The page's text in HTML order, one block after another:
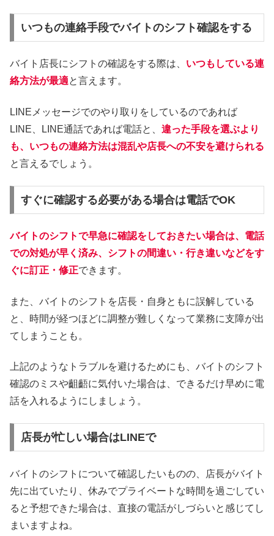
いつもの連絡手段でバイトのシフト確認をする
バイト店長にシフトの確認をする際は、 いつもしている連
絡方法が最適と言えます。
LINEメッセージでのやり取りをしているのであれば
LINE、LINE通話であれば電話と、 違った手段を選ぶより
も、いつもの連絡方法は混乱や店長への不安を避けられる
と言えるでしょう。
すぐに確認する必要がある場合は電話でOK
バイトのシフトで早急に確認をしておきたい場合は、電話
での対処が早く済み、シフトの間違い・行き違いなどをす
ぐに訂正・修正できます。
また、バイトのシフトを店長・自身ともに誤解している
と、時間が経つほどに調整が難しくなって業務に支障が出
てしまうことも。
上記のようなトラブルを避けるためにも、バイトのシフト
確認のミスや齟齬に気付いた場合は、できるだけ早めに電
話を入れるようにしましょう。
店長が忙しい場合はLINEで
バイトのシフトについて確認したいものの、店長がバイト
先に出ていたり、休みでプライベートな時間を過ごしてい
ると予想できた場合は、直接の電話がしづらいと感じてし
まいますよね。